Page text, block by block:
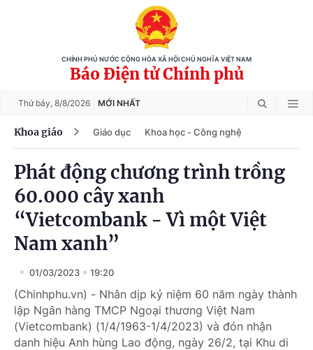
CHÍNH PHỦ NƯỚC CỘNG HÒA XÃ HỘI CHỦ NGHĨA VIỆT NAM
Báo Điện tử Chính phủ
Thứ bảy, 8/8/2026 MỚI NHẤT
Khoa giáo Giáo dục Khoa học - Công nghệ
Phát động chương trình trồng
60.000 cây xanh
“Vietcombank - Vì một Việt
Nam xanh”
01/03/2023 19:20
(Chinhphu.vn) - Nhân dịp kỷ niệm 60 năm ngày thành
lập Ngân hàng TMCP Ngoại thương Việt Nam
(Vietcombank) (1/4/1963-1/4/2023) và đón nhận
danh hiệu Anh hùng Lao động, ngày 26/2, tại Khu di